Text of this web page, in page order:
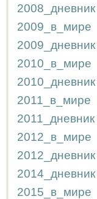
2008_дневник
2009_в_мире
2009_дневник
2010_в_мире
2010_дневник
2011_в_мире
2011_дневник
2012_в_мире
2012_дневник
2014_дневник
2015_в_мире